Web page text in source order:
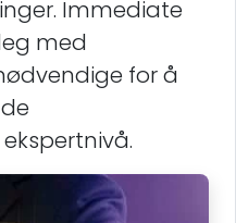
Immediate
med
for å